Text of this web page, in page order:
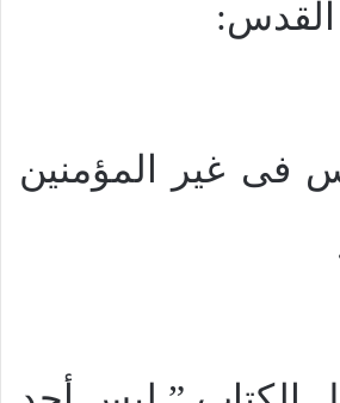
القدس:
فى غير المؤمنين